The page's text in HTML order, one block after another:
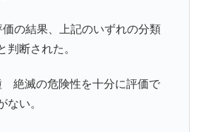
の結果、上記のいずれの分類
判断された。
絶滅の危険性を十分に評価で
ない。